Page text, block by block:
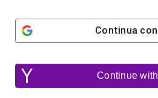
Continua con
Continue with